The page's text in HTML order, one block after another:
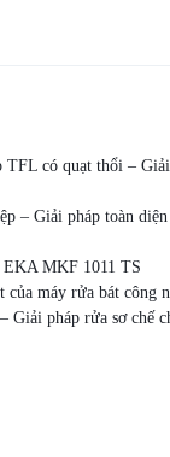
TFL có quạt thổi –
– Giải pháp toàn
EKA MKF 1011 TS
máy rửa bát công
pháp rửa sơ chế